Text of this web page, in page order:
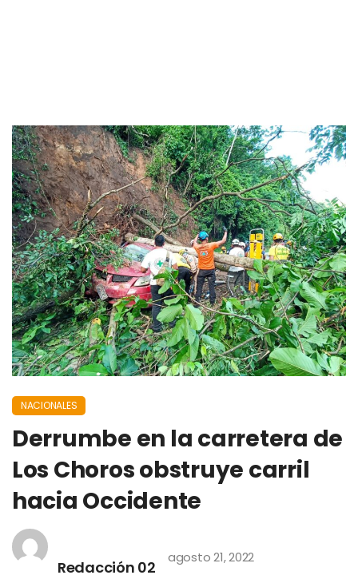
NACIONALES
Derrumbe en la carretera de
Los Choros obstruye carril
hacia Occidente
Redacción 02
agosto 21, 2022